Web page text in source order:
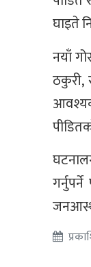
घाइते
नयाँ
ठकुरी,